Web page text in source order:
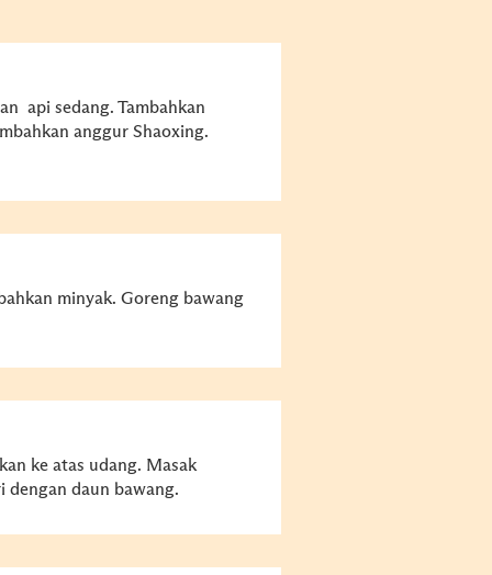
api sedang. Tambahkan
anggur Shaoxing.
minyak. Goreng bawang
ke atas udang. Masak
dengan daun bawang.